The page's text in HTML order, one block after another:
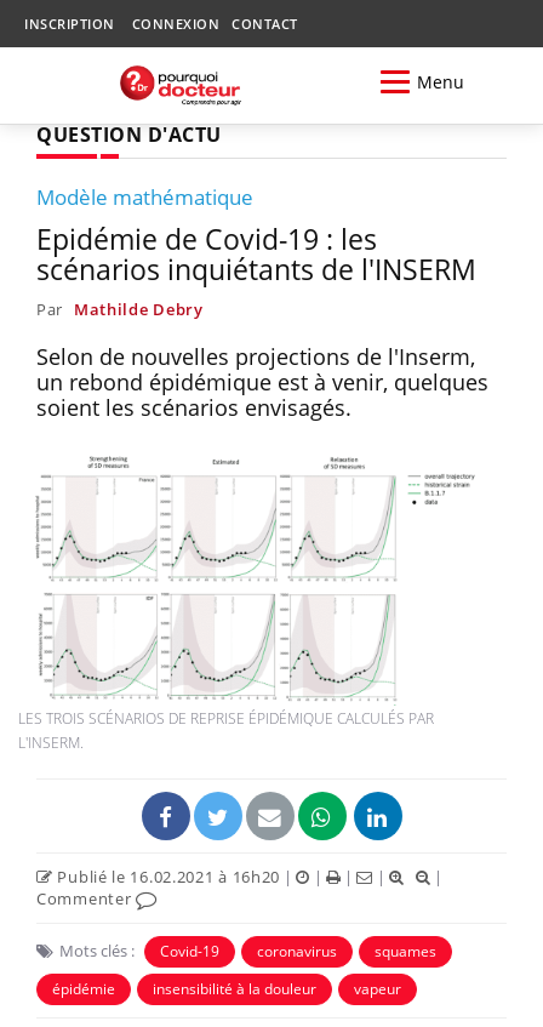
INSCRIPTION CONNEXION CONTACT
Menu
QUESTION D'ACTU
Modèle mathématique
Epidémie de Covid-19 : les
scénarios inquiétants de l'INSERM
Par Mathilde Debry
Selon de nouvelles projections de l'Inserm,
un rebond épidémique est à venir, quelques
soient les scénarios envisagés.
LES TROIS SCÉNARIOS DE REPRISE ÉPIDÉMIQUE CALCULÉS PAR
L'INSERM.
Publié le 16.02.2021 à 16h20 | | | |
|
Commenter
Mots clés : Covid-19 coronavirus
squames
épidémie
insensibilité à la douleur vapeur